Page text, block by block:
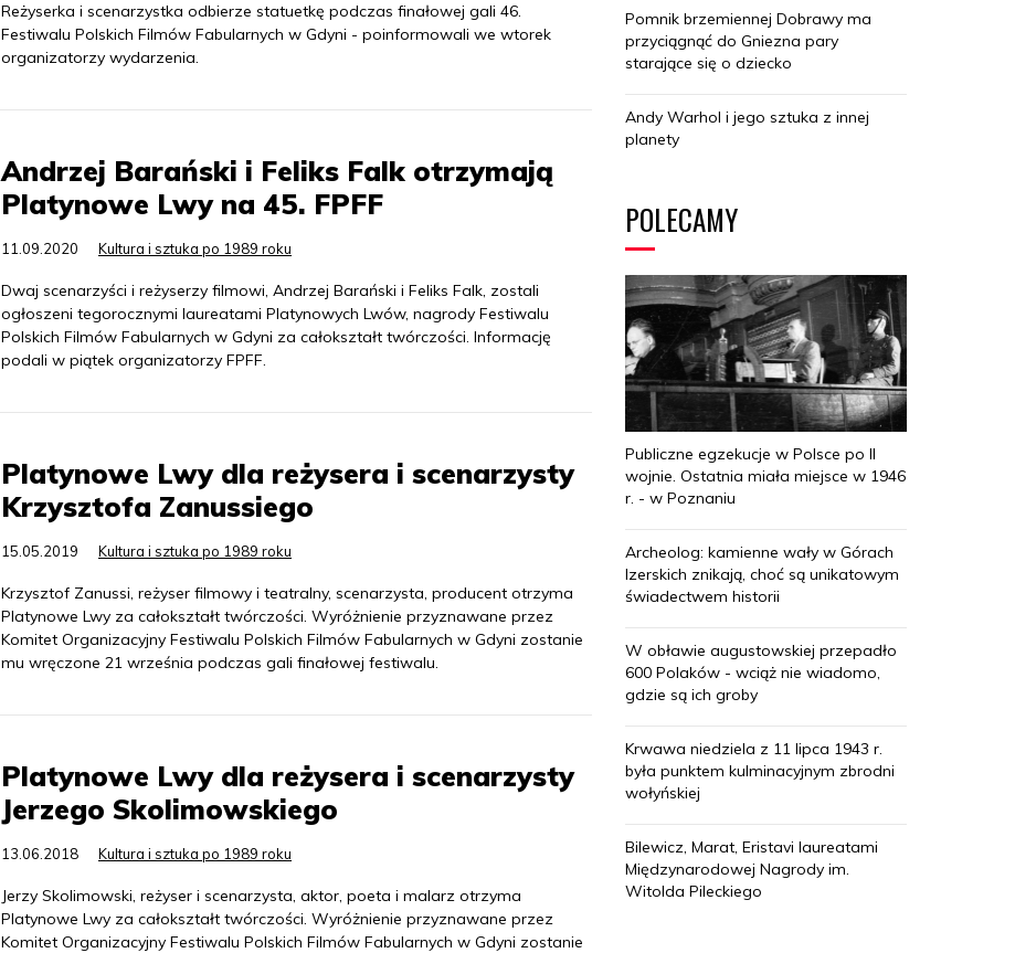
Reżyserka i scenarzystka odbierze statuetkę podczas finałowej gali 46.
Festiwalu Polskich Filmów Fabularnych w Gdyni - poinformowali we wtorek
organizatorzy wydarzenia.
Andrzej Barański i Feliks Falk otrzymają
Platynowe Lwy na 45. FPFF
11.09.2020 Kultura i sztuka po 1989 roku
Dwaj scenarzyści i reżyserzy filmowi, Andrzej Barański i Feliks Falk, zostali
ogłoszeni tegorocznymi laureatami Platynowych Lwów, nagrody Festiwalu
Polskich Filmów Fabularnych w Gdyni za całokształt twórczości. Informację
podali w piątek organizatorzy FPFF.
Platynowe Lwy dla reżysera i scenarzysty
Krzysztofa Zanussiego
15.05.2019 Kultura i sztuka po 1989 roku
Krzysztof Zanussi, reżyser filmowy i teatralny, scenarzysta, producent otrzyma
Platynowe Lwy za całokształt twórczości. Wyróżnienie przyznawane przez
Komitet Organizacyjny Festiwalu Polskich Filmów Fabularnych w Gdyni zostanie
mu wręczone 21 września podczas gali finałowej festiwalu.
Platynowe Lwy dla reżysera i scenarzysty
Jerzego Skolimowskiego
13.06.2018 Kultura i sztuka po 1989 roku
Jerzy Skolimowski, reżyser i scenarzysta, aktor, poeta i malarz otrzyma
Platynowe Lwy za całokształt twórczości. Wyróżnienie przyznawane przez
Komitet Organizacyjny Festiwalu Polskich Filmów Fabularnych w Gdyni zostanie
Pomnik brzemiennej Dobrawy ma
przyciągnąć do Gniezna pary
starające się o dziecko
Andy Warhol i jego sztuka z innej
planety
POLECAMY
Publiczne egzekucje w Polsce po II
wojnie. Ostatnia miała miejsce w 1946
r. - w Poznaniu
Archeolog: kamienne wały w Górach
Izerskich znikają, choć są unikatowym
świadectwem historii
W obławie augustowskiej przepadło
600 Polaków - wciąż nie wiadomo,
gdzie są ich groby
Krwawa niedziela z 11 lipca 1943 r.
była punktem kulminacyjnym zbrodni
wołyńskiej
Bilewicz, Marat, Eristavi laureatami
Międzynarodowej Nagrody im.
Witolda Pileckiego